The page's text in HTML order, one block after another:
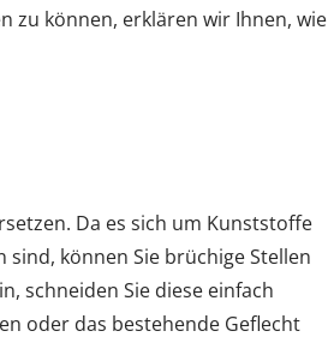
zu können, erklären wir Ihnen, wie
Da es sich um Kunststoffe
können Sie brüchige Stellen
schneiden Sie diese einfach
oder das bestehende Geflecht